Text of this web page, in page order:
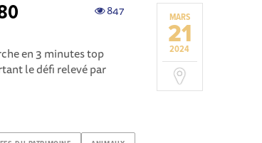
MARS
21
2024
847
en 3 minutes top
le défi relevé par